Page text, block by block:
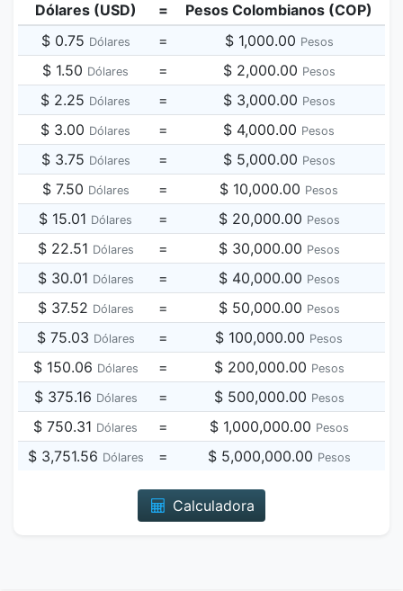
Dólares (USD) =
Pesos Colombianos (COP)
$ 0.75 Dólares = $ 1,000.00 Pesos
$ 1.50 Dólares = $ 2,000.00 Pesos
$ 2.25 Dólares = $ 3,000.00 Pesos
$ 3.00 Dólares = $ 4,000.00 Pesos
$ 3.75 Dólares = $ 5,000.00 Pesos
$ 7.50 Dólares = $ 10,000.00 Pesos
$ 15.01 Dólares = $ 20,000.00 Pesos
$ 22.51 Dólares = $ 30,000.00 Pesos
$ 30.01 Dólares = $ 40,000.00 Pesos
$ 37.52 Dólares = $ 50,000.00 Pesos
$ 75.03 Dólares = $ 100,000.00 Pesos
$ 150.06 Dólares = $ 200,000.00 Pesos
$ 375.16 Dólares = $ 500,000.00 Pesos
$ 750.31 Dólares = $ 1,000,000.00 Pesos
$ 3,751.56 Dólares = $ 5,000,000.00 Pesos
Calculadora